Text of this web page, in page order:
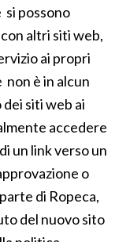
si possono
altri siti web,
ai propri
è in alcun
siti web ai
accedere
un link verso un
o
di Ropeca,
del nuovo sito